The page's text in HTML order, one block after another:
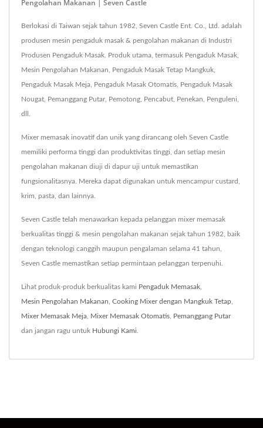
Pengolahan Makanan | Seven Castle
Berlokasi di Taiwan sejak tahun 1982, Seven Castle Ent. Co., Ltd. adalah
produsen mesin pengaduk masak & pengolahan makanan di Industri
Produsen Pengaduk Masak. Produk utama, termasuk Pengaduk Masak,
Mesin Pengolahan Makanan, Pengaduk Masak Tetap Mangkuk,
Pengaduk Masak Meja, Pengaduk Masak Otomatis, Pengaduk Masak
Nougat, Pemanggang Putar, Pemotong, Pencabut, Penekan, Penguleni,
dll.
Mixer memasak inovatif dan unik yang dirancang oleh Seven Castle
memiliki performa tinggi dan produktivitas tinggi, dan setiap mesin
pengolahan makanan diuji di dapur uji untuk memastikan
fungsionalitasnya. Mereka dapat digunakan untuk mencampur custard,
krim, pasta, dan lainnya.
Seven Castle telah menawarkan kepada pelanggan mixer memasak
berkualitas tinggi & mesin pengolahan makanan sejak tahun 1982, baik
dengan teknologi canggih maupun pengalaman selama 41 tahun,
Seven Castle memastikan setiap permintaan pelanggan terpenuhi.
Lihat produk-produk berkualitas kami Pengaduk Memasak
Mesin Pengolahan Makanan Cooking Mixer dengan Mangkuk Tetap
Mixer Memasak Meja Mixer Memasak Otomatis Pemanggang Putar
dan jangan ragu untuk Hubungi Kami